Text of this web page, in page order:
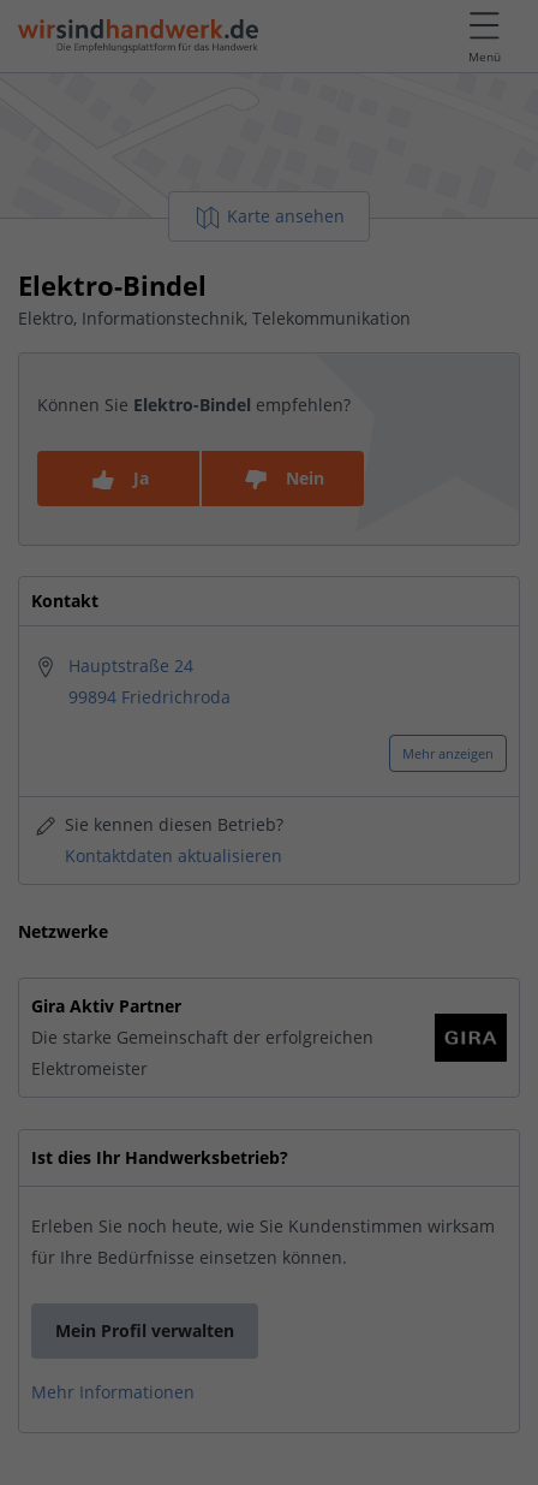
Menü
Karte ansehen
Elektro-Bindel
Elektro, Informationstechnik, Telekommunikation
Können Sie Elektro-Bindel empfehlen?
Ja Nein
Kontakt
Hauptstraße 24
99894 Friedrichroda
Mehr anzeigen
Sie kennen diesen Betrieb?
Kontaktdaten aktualisieren
Netzwerke
Gira Aktiv Partner
Die starke Gemeinschaft der erfolgreichen
Elektromeister
Ist dies Ihr Handwerksbetrieb?
Erleben Sie noch heute, wie Sie Kundenstimmen wirksam
für Ihre Bedürfnisse einsetzen können.
Mein Profil verwalten
Mehr Informationen